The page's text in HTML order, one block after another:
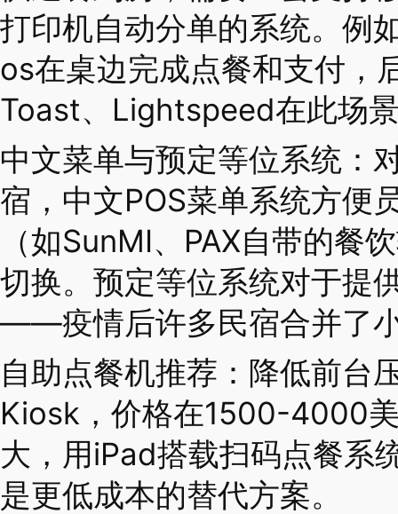
打印机自动分单的系统。例
os在桌边完成点餐和支付，
Toast、Lightspeed在此场
中文菜单与预定等位系统：
宿，中文POS菜单系统方便
（如SunMI、PAX自带的餐
切换。预定等位系统对于提
——疫情后许多民宿合并了
自助点餐机推荐：降低前台
Kiosk，价格在1500-4000
大，用iPad搭载扫码点餐系
是更低成本的替代方案。